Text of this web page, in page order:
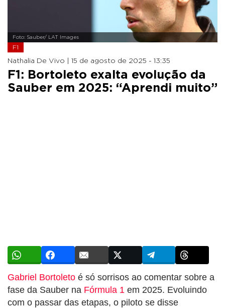
Foto: Sauber/ LAT Images
F1
Nathalia De Vivo | 15 de agosto de 2025 - 13:35
F1: Bortoleto exalta evolução da
Sauber em 2025: “Aprendi muito”
Gabriel Bortoleto é só sorrisos ao comentar sobre a
fase da Sauber na Fórmula 1 em 2025. Evoluindo
com o passar das etapas, o piloto se disse